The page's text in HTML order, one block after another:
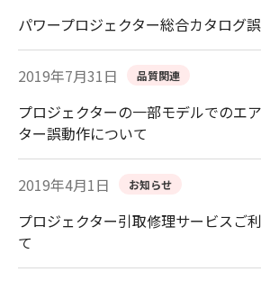
パワープロジェクター総合カタログ
2019年7月31日 品質関連
プロジェクターの一部モデルでのエ
ター誤動作について
2019年4月1日 お知らせ
プロジェクター引取修理サービスご
て